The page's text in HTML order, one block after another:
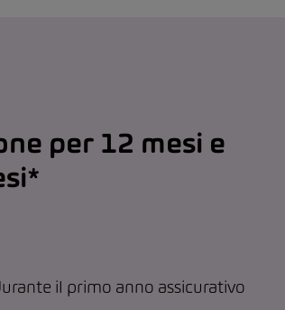
per 12 mesi e
il primo anno assicurativo